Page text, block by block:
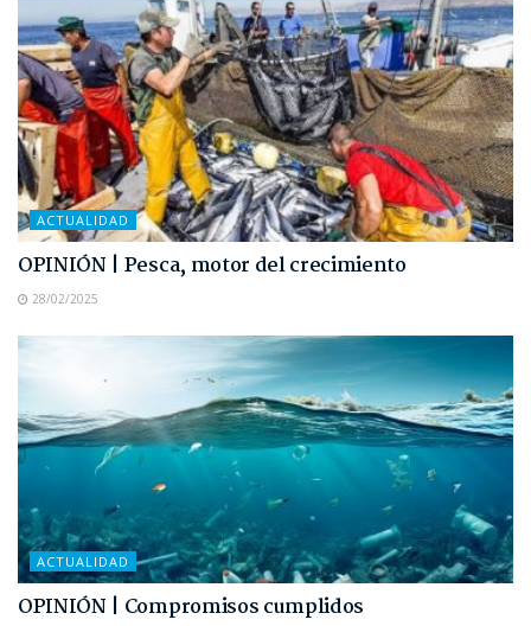
ACTUALIDAD
OPINIÓN | Pesca, motor del crecimiento
28/02/2025
ACTUALIDAD
OPINIÓN | Compromisos cumplidos